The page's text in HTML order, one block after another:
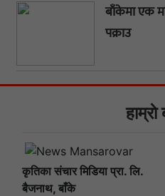
बाँकेमा एक
पक्राउ
हाम्राे
कृतिका संचार मिडिया प्रा. लि.
बैजनाथ, बाँके